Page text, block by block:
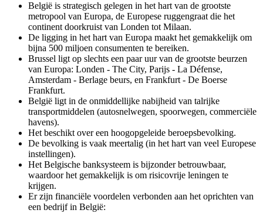
België is strategisch gelegen in het hart van de grootste
metropool van Europa, de Europese ruggengraat die het
continent doorkruist van Londen tot Milaan.
De ligging in het hart van Europa maakt het gemakkelijk om
bijna 500 miljoen consumenten te bereiken.
Brussel ligt op slechts een paar uur van de grootste beurzen
van Europa: Londen - The City, Parijs - La Défense,
Amsterdam - Berlage beurs, en Frankfurt - De Boerse
Frankfurt.
België ligt in de onmiddellijke nabijheid van talrijke
transportmiddelen (autosnelwegen, spoorwegen, commerciële
havens).
Het beschikt over een hoogopgeleide beroepsbevolking.
De bevolking is vaak meertalig (in het hart van veel Europese
instellingen).
Het Belgische banksysteem is bijzonder betrouwbaar,
waardoor het gemakkelijk is om risicovrije leningen te
krijgen.
Er zijn financiële voordelen verbonden aan het oprichten van
een bedrijf in België: